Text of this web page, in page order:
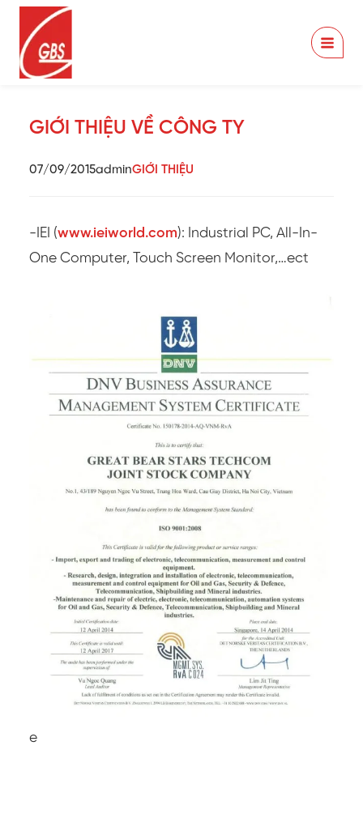
Skip
content
GIỚI THIỆU VỀ CÔNG TY
07/09/2015adminGIỚI THIỆU
-IEI (www.ieiworld.com): Industrial PC, All-In-
One Computer, Touch Screen Monitor,…ect
e